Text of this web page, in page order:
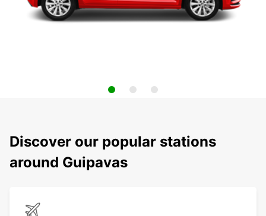
Discover our popular stations
around Guipavas